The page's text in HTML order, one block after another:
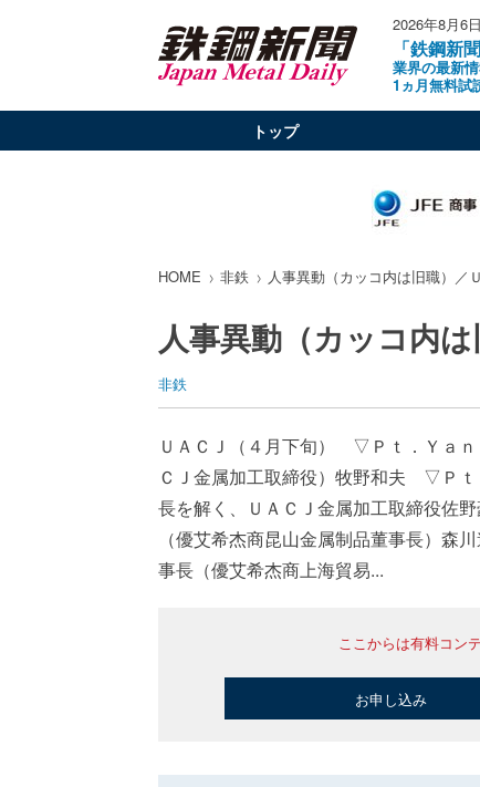
2026年8月6
「鉄鋼新
業界の最新
1ヵ月無料試
トップ
HOME 非鉄 人事異動（カッコ内は旧職）／
人事異動（カッコ内
非鉄
ＵＡＣＪ（４月下旬） ▽Ｐｔ．Ｙａ
ＣＪ金属加工取締役）牧野和夫 ▽Ｐ
長を解く、ＵＡＣＪ金属加工取締役佐
（優艾希杰商昆山金属制品董事長）
事長（優艾希杰商上海貿易...
ここからは有料コン
お申し込み